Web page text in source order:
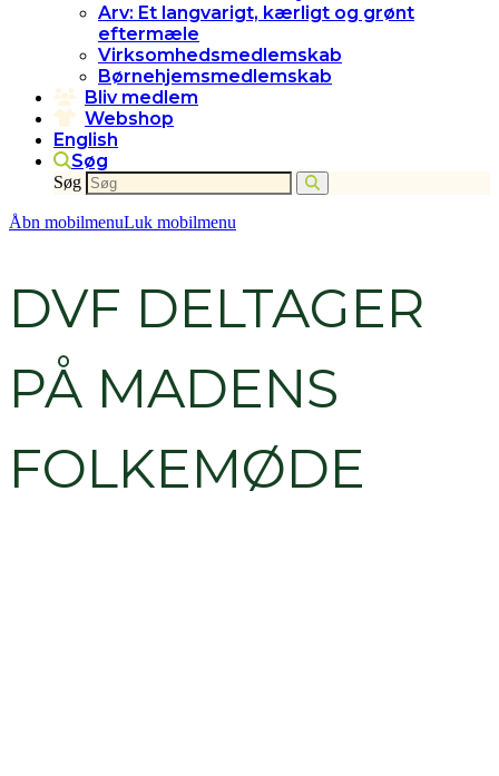
Arv: Et langvarigt, kærligt og grønt
eftermæle
Virksomhedsmedlemskab
Børnehjemsmedlemskab
Bliv medlem
Webshop
English
Søg
Søg
Åbn mobilmenuLuk mobilmenu
DVF DELTAGER
PÅ MADENS
FOLKEMØDE